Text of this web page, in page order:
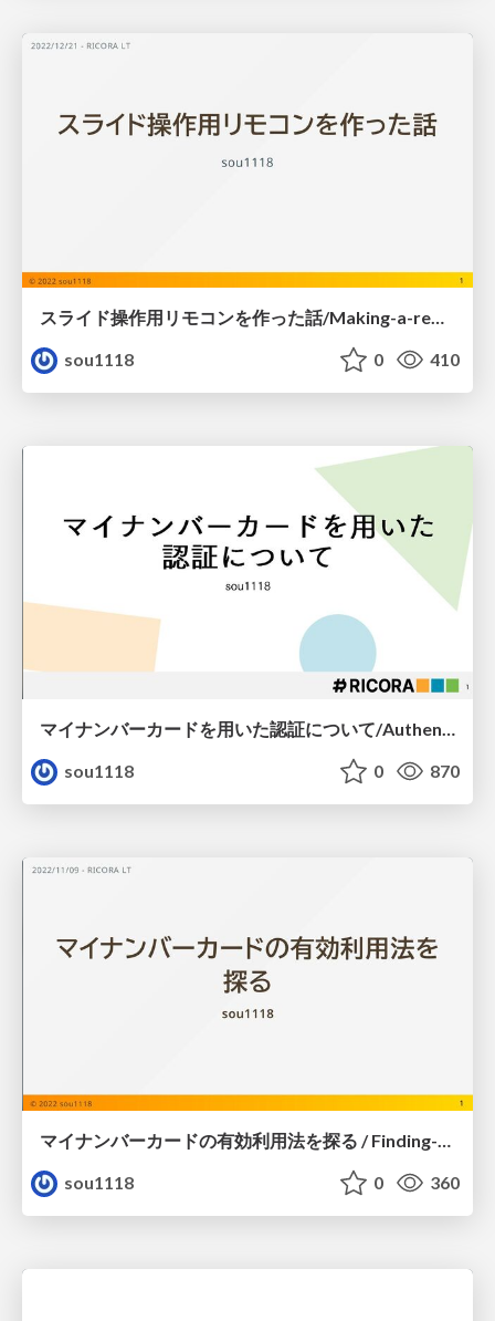
sou1118
0 410
マイナンバーカードを用いた認証について/Authentication-using-the-My-Number-Card
sou1118
0 870
マイナンバーカードの有効利用法を探る / Finding-ways-to-use-my-number-card
sou1118
0 360